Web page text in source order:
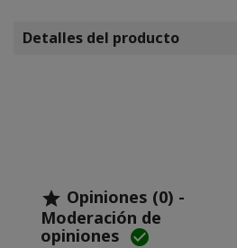
Detalles del producto
 Opiniones (0) -
Moderación de
opiniones 